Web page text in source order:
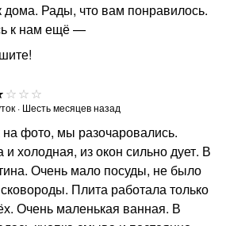
дома. Рады, что вам понравилось.
к нам ещё —
· Шесть месяцев назад
на фото, мы разочаровались.
и холодная, из окон сильно дует. В
Очень мало посуды, не было
Плита работала только
Очень маленькая ванная. В